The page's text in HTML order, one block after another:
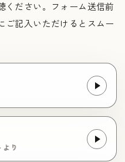
ください。フォーム送信前
ご記入いただけるとスムー